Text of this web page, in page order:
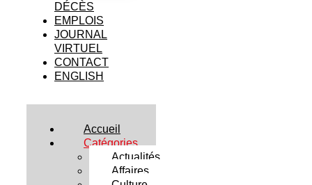
DÉCÈS
EMPLOIS
JOURNAL
VIRTUEL
CONTACT
ENGLISH
Accueil
Catégories
Actualités
Affaires